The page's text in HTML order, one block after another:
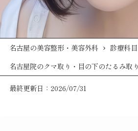
名古屋の美容整形・美容外科
診療科目
名古屋院のクマ取り・目の下のたるみ取り
最終更新日：2026/07/31